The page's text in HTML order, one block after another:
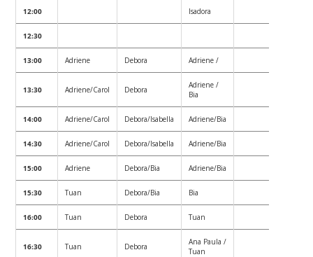
12:00 Isadora
12:30
13:00 Adriene Debora Adriene /
13:30 Adriene/Carol Debora
Adriene /
Bia
14:00 Adriene/Carol Debora/Isabella Adriene/Bia
14:30 Adriene/Carol Debora/Isabella Adriene/Bia
15:00 Adriene Debora/Bia Adriene/Bia
15:30 Tuan Debora/Bia Bia
16:00 Tuan Debora Tuan
16:30 Tuan Debora
Ana Paula /
Tuan